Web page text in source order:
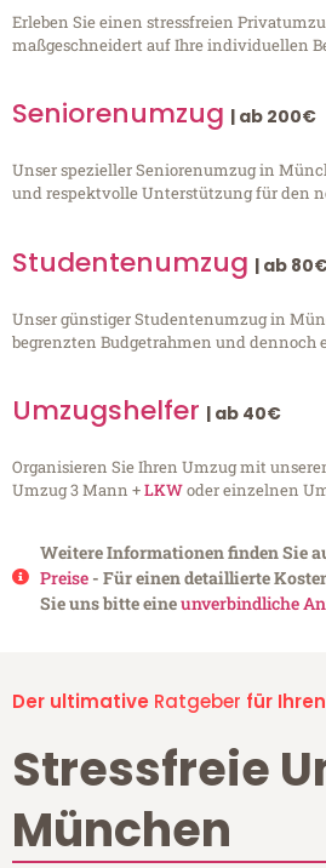
Erleben Sie einen stressfreien
maßgeschneidert auf Ihre individuellen
Seniorenumzug | ab 200€
Unser spezieller Seniorenumzug in
und respektvolle Unterstützung für den
Studentenumzug | ab
Unser günstiger Studentenumzug in
begrenzten Budgetrahmen und dennoch
Umzugshelfer | ab 40€
Organisieren Sie Ihren Umzug mit
Umzug 3 Mann +LKWoder einzelnen
Weitere Informationen finden Sie
Preise- Für einen detaillierte
Sie uns bitte eineunverbindliche
Der ultimative Ratgeber für
Stressfreie
München